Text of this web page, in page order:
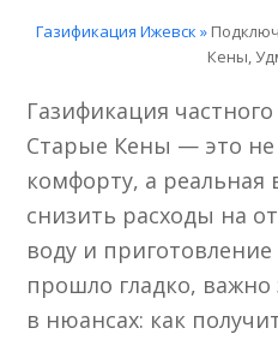
Газификация Ижевск »
Кены,
Газификация
Старые Кены — это не
комфорту, а реальная
снизить расходы на
воду и
прошло гладко, важно
в нюансах: как